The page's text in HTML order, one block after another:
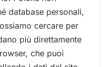
database personali,
cercare per
più direttamente
che puoi